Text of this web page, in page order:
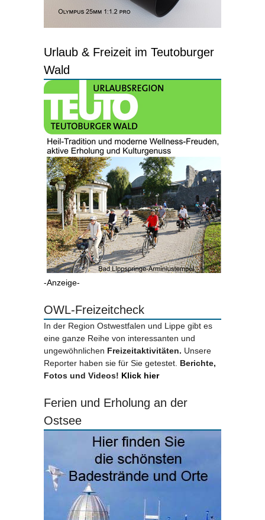
Urlaub & Freizeit im Teutoburger
Wald
-Anzeige-
OWL-Freizeitcheck
In der Region Ostwestfalen und Lippe gibt es
eine ganze Reihe von interessanten und
ungewöhnlichen Freizeitaktivitäten. Unsere
Reporter haben sie für Sie getestet. Berichte,
Fotos und Videos! Klick hier
Ferien und Erholung an der
Ostsee